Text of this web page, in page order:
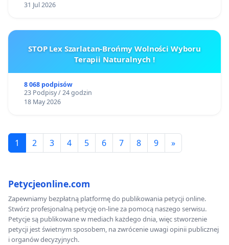
mieszkańców i Puszczy Knyszyńskiej
31 Jul 2026
STOP Lex Szarlatan-Brońmy Wolności Wyboru
Terapii Naturalnych !
8 068 podpisów
23 Podpisy / 24 godzin
18 May 2026
1 2 3 4 5 6 7 8 9 »
Petycjeonline.com
Zapewniamy bezpłatną platformę do publikowania petycji online.
Stwórz profesjonalną petycję on-line za pomocą naszego serwisu.
Petycje są publikowane w mediach każdego dnia, więc stworzenie
petycji jest świetnym sposobem, na zwrócenie uwagi opinii publicznej
i organów decyzyjnych.